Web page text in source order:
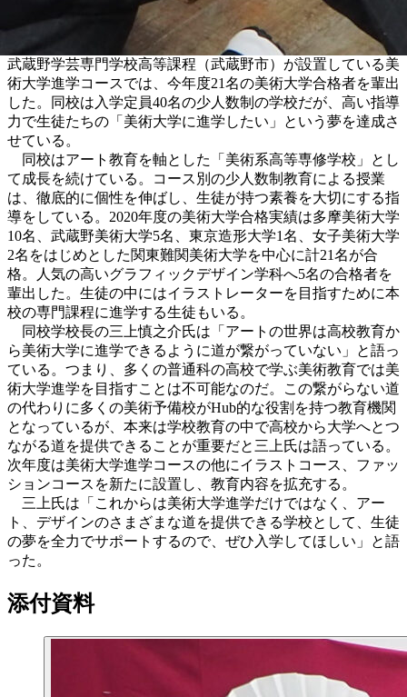
武蔵野学芸専門学校高等課程（武蔵野市）が設置している美
術大学進学コースでは、今年度21名の美術大学合格者を輩出
した。同校は入学定員40名の少人数制の学校だが、高い指導
力で生徒たちの「美術大学に進学したい」という夢を達成さ
せている。
同校はアート教育を軸とした「美術系高等専修学校」とし
て成長を続けている。コース別の少人数制教育による授業
は、徹底的に個性を伸ばし、生徒が持つ素養を大切にする指
導をしている。2020年度の美術大学合格実績は多摩美術大学
10名、武蔵野美術大学5名、東京造形大学1名、女子美術大学
2名をはじめとした関東難関美術大学を中心に計21名が合
格。人気の高いグラフィックデザイン学科へ5名の合格者を
輩出した。生徒の中にはイラストレーターを目指すために本
校の専門課程に進学する生徒もいる。
同校学校長の三上慎之介氏は「アートの世界は高校教育か
ら美術大学に進学できるように道が繋がっていない」と語っ
ている。つまり、多くの普通科の高校で学ぶ美術教育では美
術大学進学を目指すことは不可能なのだ。この繋がらない道
の代わりに多くの美術予備校がHub的な役割を持つ教育機関
となっているが、本来は学校教育の中で高校から大学へとつ
ながる道を提供できることが重要だと三上氏は語っている。
次年度は美術大学進学コースの他にイラストコース、ファッ
ションコースを新たに設置し、教育内容を拡充する。
三上氏は「これからは美術大学進学だけではなく、アー
ト、デザインのさまざまな道を提供できる学校として、生徒
の夢を全力でサポートするので、ぜひ入学してほしい」と語
った。
添付資料